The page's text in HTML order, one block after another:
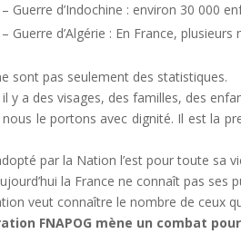
Guerre d’Indochine : environ 30 000
Guerre d’Algérie : En France,
sont pas seulement des statistiques.
y a des visages, des familles, des
le portons avec dignité. Il est la
par la Nation l’est pour toute sa
la France ne connaît pas ses
veut connaître le nombre de ceux
FNAPOG mène un combat